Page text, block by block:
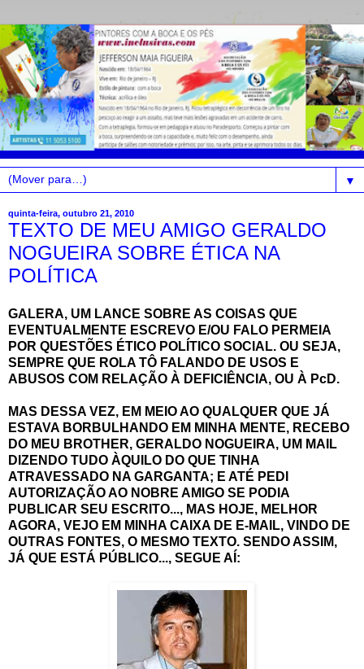
▼
quinta-feira, outubro 21, 2010
TEXTO DE MEU AMIGO GERALDO
NOGUEIRA SOBRE ÉTICA NA
POLÍTICA
GALERA, UM LANCE SOBRE AS COISAS QUE
EVENTUALMENTE ESCREVO E/OU FALO PERMEIA
POR QUESTÕES ÉTICO POLÍTICO SOCIAL. OU SEJA,
SEMPRE QUE ROLA TÔ FALANDO DE USOS E
ABUSOS COM RELAÇÃO À DEFICIÊNCIA, OU À PcD.
MAS DESSA VEZ, EM MEIO AO QUALQUER QUE JÁ
ESTAVA BORBULHANDO EM MINHA MENTE, RECEBO
DO MEU BROTHER, GERALDO NOGUEIRA, UM MAIL
DIZENDO TUDO ÀQUILO DO QUE TINHA
ATRAVESSADO NA GARGANTA; E ATÉ PEDI
AUTORIZAÇÃO AO NOBRE AMIGO SE PODIA
PUBLICAR SEU ESCRITO..., MAS HOJE, MELHOR
AGORA, VEJO EM MINHA CAIXA DE E-MAIL, VINDO DE
OUTRAS FONTES, O MESMO TEXTO. SENDO ASSIM,
JÁ QUE ESTÁ PÚBLICO..., SEGUE AÍ: